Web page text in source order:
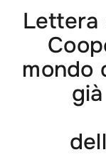
Lettera
mondo